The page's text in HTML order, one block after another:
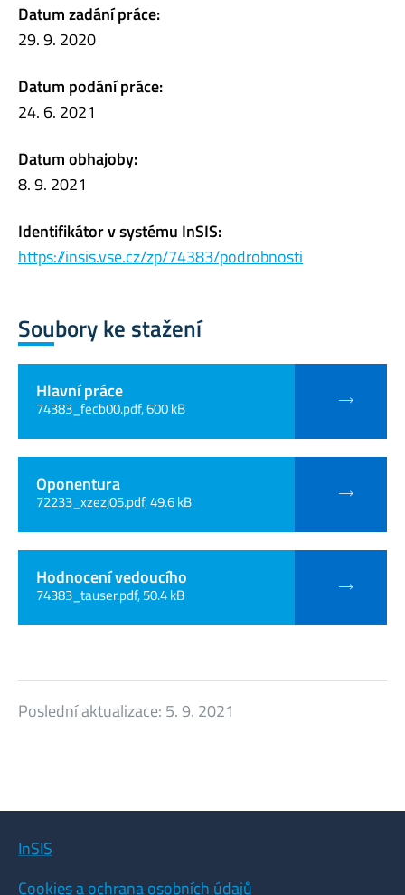
Datum zadání práce:
29. 9. 2020
Datum podání práce:
24. 6. 2021
Datum obhajoby:
8. 9. 2021
Identifikátor v systému InSIS:
https://insis.vse.cz/zp/74383/podrobnosti
Soubory ke stažení
Hlavní práce
74383_fecb00.pdf, 600 kB
Oponentura
72233_xzezj05.pdf, 49.6 kB
Hodnocení vedoucího
74383_tauser.pdf, 50.4 kB
Poslední aktualizace: 5. 9. 2021
InSIS
Cookies a ochrana osobních údajů